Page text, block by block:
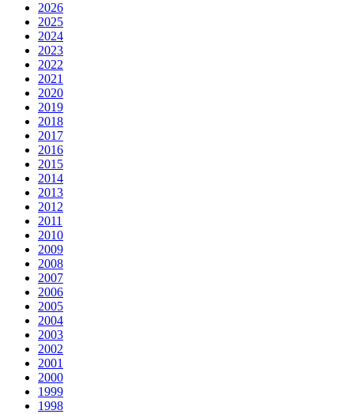
2026
2025
2024
2023
2022
2021
2020
2019
2018
2017
2016
2015
2014
2013
2012
2011
2010
2009
2008
2007
2006
2005
2004
2003
2002
2001
2000
1999
1998